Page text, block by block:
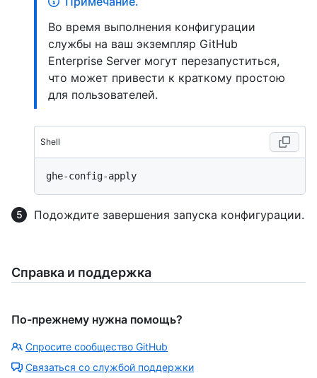
Во время выполнения конфигурации
службы на ваш экземпляр GitHub
Enterprise Server могут перезапуститься,
что может привести к краткому простою
для пользователей.
Shell
Подождите завершения запуска конфигурации.
Справка и поддержка
По-прежнему нужна помощь?
Спросите сообщество GitHub
Связаться со службой поддержки